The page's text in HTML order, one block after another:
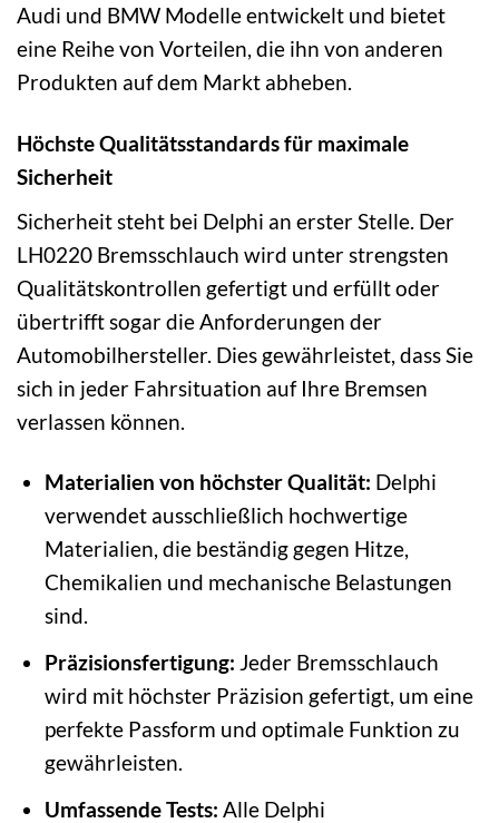
Audi und BMW Modelle entwickelt und bietet
eine Reihe von Vorteilen, die ihn von anderen
Produkten auf dem Markt abheben.
Höchste Qualitätsstandards für maximale
Sicherheit
Sicherheit steht bei Delphi an erster Stelle. Der
LH0220 Bremsschlauch wird unter strengsten
Qualitätskontrollen gefertigt und erfüllt oder
übertrifft sogar die Anforderungen der
Automobilhersteller. Dies gewährleistet, dass Sie
sich in jeder Fahrsituation auf Ihre Bremsen
verlassen können.
Materialien von höchster Qualität: Delphi
verwendet ausschließlich hochwertige
Materialien, die beständig gegen Hitze,
Chemikalien und mechanische Belastungen
sind.
Präzisionsfertigung: Jeder Bremsschlauch
wird mit höchster Präzision gefertigt, um eine
perfekte Passform und optimale Funktion zu
gewährleisten.
Umfassende Tests: Alle Delphi